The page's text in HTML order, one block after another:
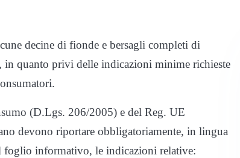
decine di fionde e bersagli completi di
in quanto privi delle indicazioni minime richieste
(D.Lgs. 206/2005) e del Reg. UE
devono riportare obbligatoriamente, in lingua
foglio informativo, le indicazioni relative: